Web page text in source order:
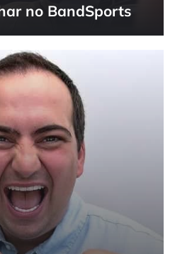
no BandSports